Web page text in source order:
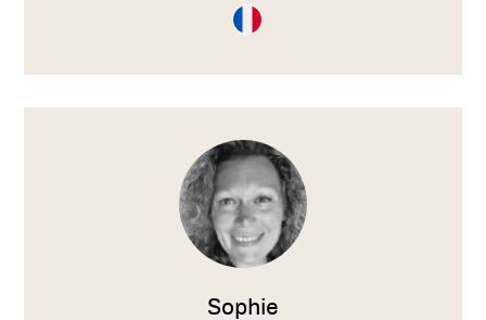
Consultation
en
Voir
Sophie